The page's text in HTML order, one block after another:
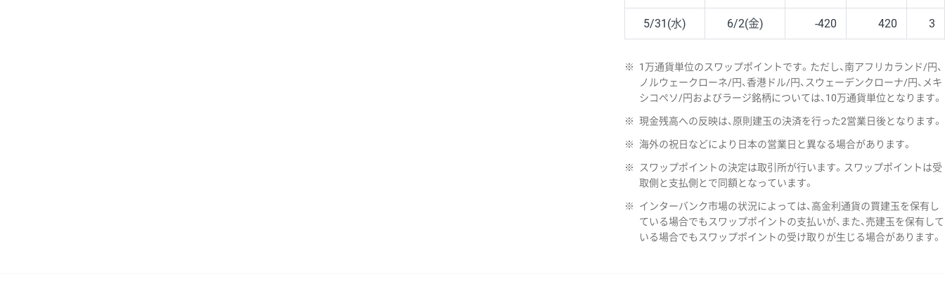
5/31(水) 6/2(金) -420 420 3
※
1万通貨単位のスワップポイントです。ただし、南アフリカランド/円、
ノルウェークローネ/円、香港ドル/円、スウェーデンクローナ/円、メキ
シコペソ/円およびラージ銘柄については、10万通貨単位となります。
※ 現金残高への反映は、原則建玉の決済を行った2営業日後となります。
※ 海外の祝日などにより日本の営業日と異なる場合があります。
※
スワップポイントの決定は取引所が行います。スワップポイントは受
取側と支払側とで同額となっています。
※
インターバンク市場の状況によっては、高金利通貨の買建玉を保有し
ている場合でもスワップポイントの支払いが、また、売建玉を保有して
いる場合でもスワップポイントの受け取りが生じる場合があります。